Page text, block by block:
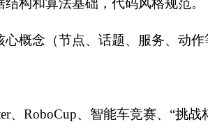
构和算法基础，代码风格规范。
概念（节点、话题、服务、动作
、RoboCup、智能车竞赛、“挑